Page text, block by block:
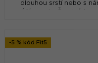
dlouhou srstí nebo s
péčí o srst - Čerstvý
-5 % kód Fit5